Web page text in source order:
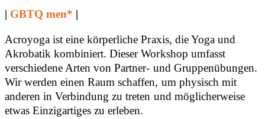
| GBTQ men* |
Acroyoga ist eine körperliche Praxis, die Yoga und
Akrobatik kombiniert. Dieser Workshop umfasst
verschiedene Arten von Partner- und Gruppenübungen.
Wir werden einen Raum schaffen, um physisch mit
anderen in Verbindung zu treten und möglicherweise
etwas Einzigartiges zu erleben.